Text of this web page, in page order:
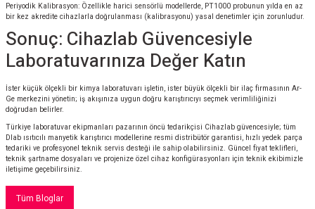
Periyodik Kalibrasyon: Özellikle harici sensörlü modellerde, PT1000 probunun yılda en az
bir kez akredite cihazlarla doğrulanması (kalibrasyonu) yasal denetimler için zorunludur.
Sonuç: Cihazlab Güvencesiyle
Laboratuvarınıza Değer Katın
İster küçük ölçekli bir kimya laboratuvarı işletin, ister büyük ölçekli bir ilaç firmasının Ar-
Ge merkezini yönetin; iş akışınıza uygun doğru karıştırıcıyı seçmek verimliliğinizi
doğrudan belirler.
Türkiye laboratuvar ekipmanları pazarının öncü tedarikçisi Cihazlab güvencesiyle; tüm
Dlab ısıtıcılı manyetik karıştırıcı modellerine resmi distribütör garantisi, hızlı yedek parça
tedariki ve profesyonel teknik servis desteği ile sahip olabilirsiniz. Güncel fiyat teklifleri,
teknik şartname dosyaları ve projenize özel cihaz konfigürasyonları için teknik ekibimizle
iletişime geçebilirsiniz.
Tüm Bloglar